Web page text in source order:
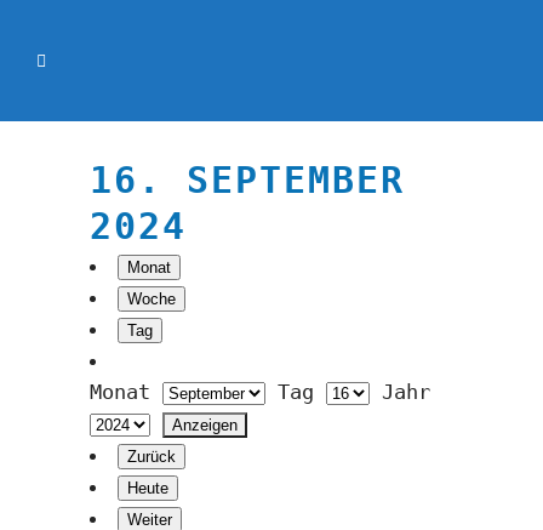
16. SEPTEMBER
2024
Monat
Woche
Tag
Monat Tag Jahr
Zurück
Heute
Weiter